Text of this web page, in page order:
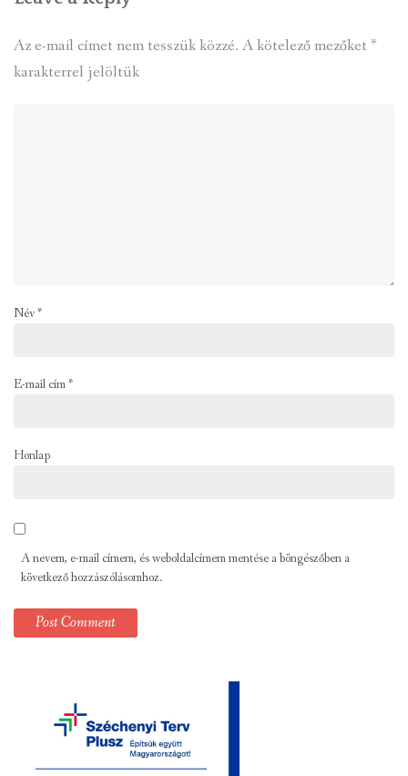
Az e-mail címet nem tesszük közzé. A kötelező mezőket *
karakterrel jelöltük
Név*
E-mail cím*
Honlap
A nevem, e-mail címem, és weboldalcímem mentése a böngészőben a
következő hozzászólásomhoz.